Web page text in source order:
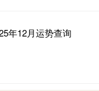
年12月运势查询